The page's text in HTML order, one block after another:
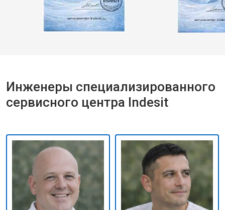
Инженеры специализированного
сервисного центра Indesit